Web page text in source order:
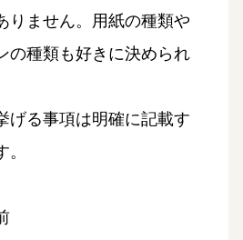
りません。用紙の種類や
の種類も好きに決められ
げる事項は明確に記載す